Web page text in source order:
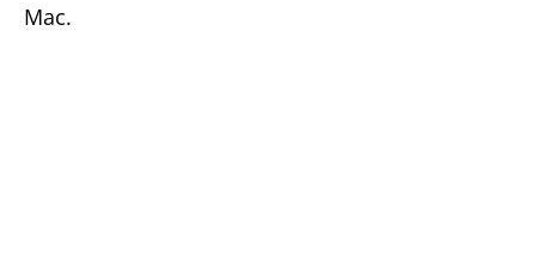
Mac.